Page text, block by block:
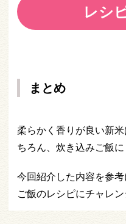
レシ
まとめ
柔らかく香りが良い新
ちろん、炊き込みご飯
今回紹介した内容を参
ご飯のレシピにチャレン